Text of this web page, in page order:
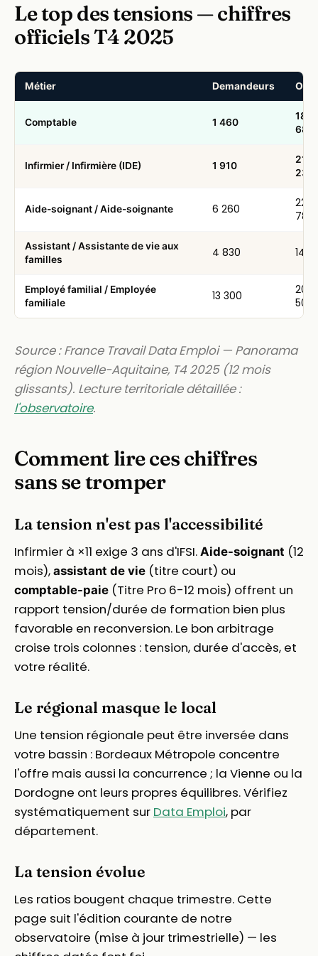
Le top des tensions — chiffres
officiels T4 2025
Métier Demandeurs
Comptable 1 460
18
680
Infirmier / Infirmière (IDE) 1 910
21
230
Aide-soignant / Aide-soignante 6 260
22
780
Assistant / Assistante de vie aux
familles
4 830 14
Employé familial / Employée
familiale
13 300
20
500
Source : France Travail Data Emploi — Panorama
région Nouvelle-Aquitaine, T4 2025 (12 mois
glissants). Lecture territoriale détaillée :
l'observatoire.
Comment lire ces chiffres
sans se tromper
La tension n'est pas l'accessibilité
Infirmier à ×11 exige 3 ans d'IFSI. Aide-soignant (12
mois), assistant de vie (titre court) ou
comptable-paie (Titre Pro 6-12 mois) offrent un
rapport tension/durée de formation bien plus
favorable en reconversion. Le bon arbitrage
croise trois colonnes : tension, durée d'accès, et
votre réalité.
Le régional masque le local
Une tension régionale peut être inversée dans
votre bassin : Bordeaux Métropole concentre
l'offre mais aussi la concurrence ; la Vienne ou la
Dordogne ont leurs propres équilibres. Vérifiez
systématiquement sur Data Emploi, par
département.
La tension évolue
Les ratios bougent chaque trimestre. Cette
page suit l'édition courante de notre
observatoire (mise à jour trimestrielle) — les